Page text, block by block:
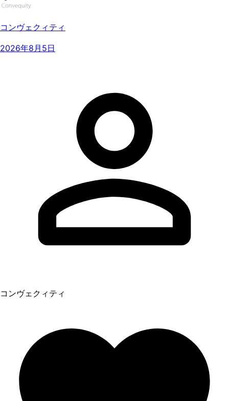
コンヴェクィティ
2026年8月5日
コンヴェクィティ